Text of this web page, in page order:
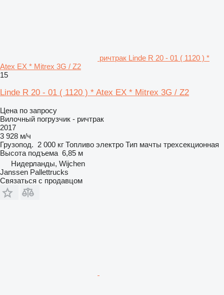
ричтрак Linde R 20 - 01 ( 1120 ) *
Atex EX * Mitrex 3G / Z2
15
Linde R 20 - 01 ( 1120 ) * Atex EX * Mitrex 3G / Z2
Цена по запросу
Вилочный погрузчик - ричтрак
2017
3 928 м/ч
Грузопод. 2 000 кг Топливо электро Тип мачты трехсекционная
Высота подъема 6,85 м
Нидерланды, Wijchen
Janssen Pallettrucks
Связаться с продавцом